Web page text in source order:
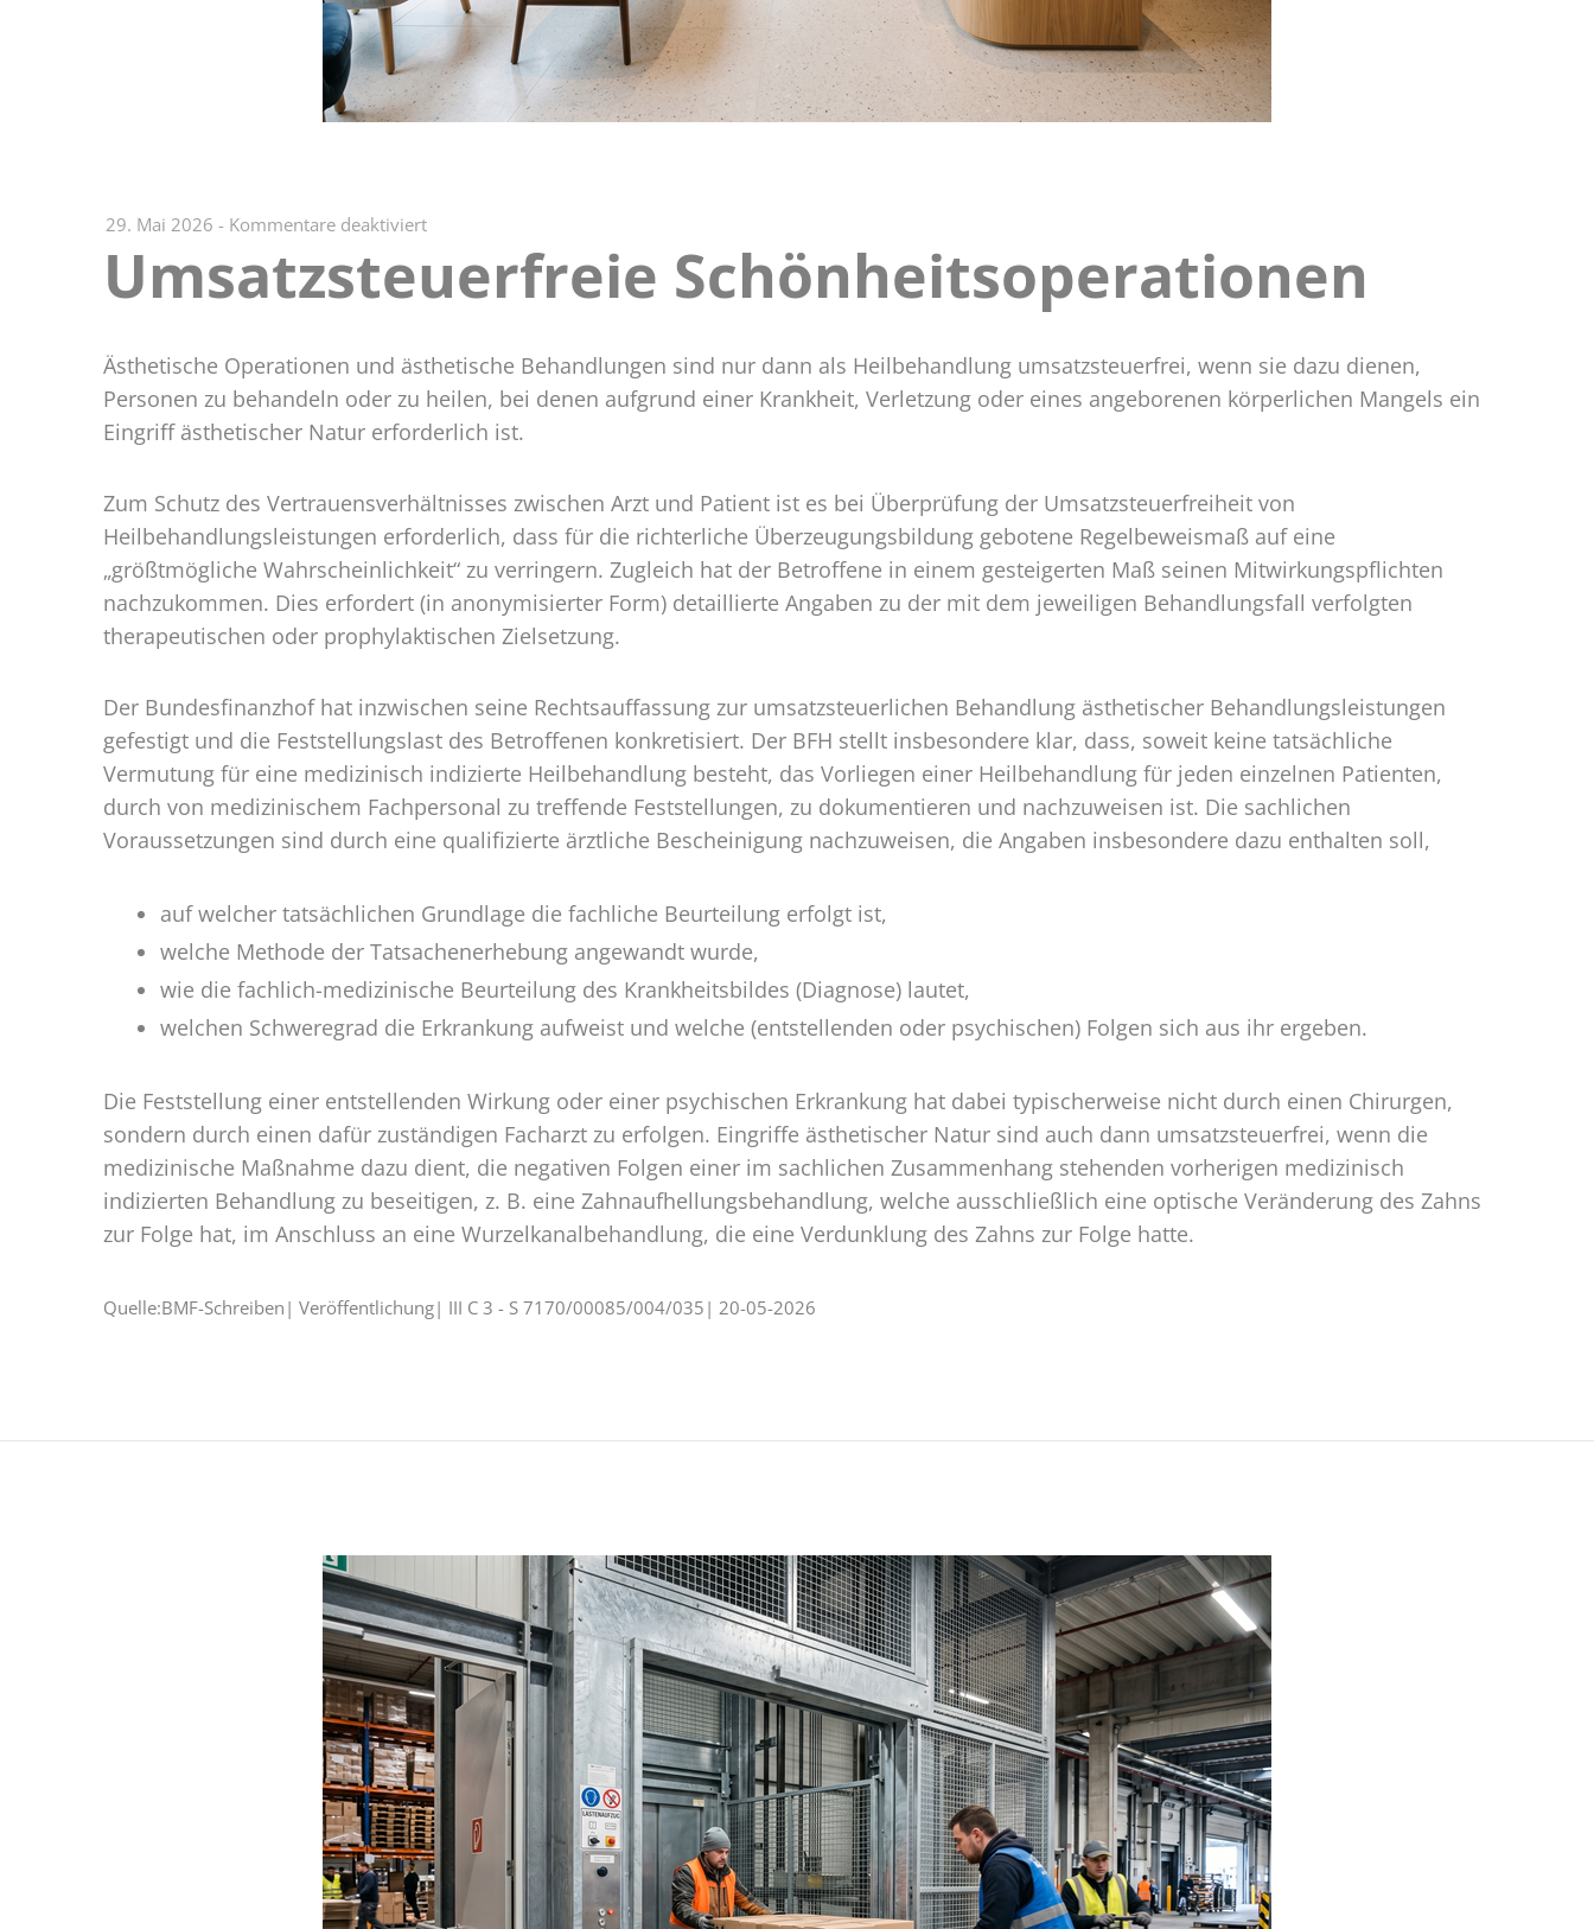
29. Mai 2026 - Kommentare deaktiviertfür
Umsatzsteuerfreie
Schönheitsoperationen
Umsatzsteuerfreie Schönheitsoperationen
Ästhetische Operationen und ästhetische Behandlungen sind nur dann als Heilbehandlung umsatzsteuerfrei, wenn sie dazu dienen,
Personen zu behandeln oder zu heilen, bei denen aufgrund einer Krankheit, Verletzung oder eines angeborenen körperlichen Mangels ein
Eingriff ästhetischer Natur erforderlich ist.
Zum Schutz des Vertrauensverhältnisses zwischen Arzt und Patient ist es bei Überprüfung der Umsatzsteuerfreiheit von
Heilbehandlungsleistungen erforderlich, dass für die richterliche Überzeugungsbildung gebotene Regelbeweismaß auf eine
„größtmögliche Wahrscheinlichkeit“ zu verringern. Zugleich hat der Betroffene in einem gesteigerten Maß seinen Mitwirkungspflichten
nachzukommen. Dies erfordert (in anonymisierter Form) detaillierte Angaben zu der mit dem jeweiligen Behandlungsfall verfolgten
therapeutischen oder prophylaktischen Zielsetzung.
Der Bundesfinanzhof hat inzwischen seine Rechtsauffassung zur umsatzsteuerlichen Behandlung ästhetischer Behandlungsleistungen
gefestigt und die Feststellungslast des Betroffenen konkretisiert. Der BFH stellt insbesondere klar, dass, soweit keine tatsächliche
Vermutung für eine medizinisch indizierte Heilbehandlung besteht, das Vorliegen einer Heilbehandlung für jeden einzelnen Patienten,
durch von medizinischem Fachpersonal zu treffende Feststellungen, zu dokumentieren und nachzuweisen ist. Die sachlichen
Voraussetzungen sind durch eine qualifizierte ärztliche Bescheinigung nachzuweisen, die Angaben insbesondere dazu enthalten soll,
auf welcher tatsächlichen Grundlage die fachliche Beurteilung erfolgt ist,
welche Methode der Tatsachenerhebung angewandt wurde,
wie die fachlich-medizinische Beurteilung des Krankheitsbildes (Diagnose) lautet,
welchen Schweregrad die Erkrankung aufweist und welche (entstellenden oder psychischen) Folgen sich aus ihr ergeben.
Die Feststellung einer entstellenden Wirkung oder einer psychischen Erkrankung hat dabei typischerweise nicht durch einen Chirurgen,
sondern durch einen dafür zuständigen Facharzt zu erfolgen. Eingriffe ästhetischer Natur sind auch dann umsatzsteuerfrei, wenn die
medizinische Maßnahme dazu dient, die negativen Folgen einer im sachlichen Zusammenhang stehenden vorherigen medizinisch
indizierten Behandlung zu beseitigen, z. B. eine Zahnaufhellungsbehandlung, welche ausschließlich eine optische Veränderung des Zahns
zur Folge hat, im Anschluss an eine Wurzelkanalbehandlung, die eine Verdunklung des Zahns zur Folge hatte.
Quelle:BMF-Schreiben| Veröffentlichung| III C 3 - S 7170/00085/004/035| 20-05-2026